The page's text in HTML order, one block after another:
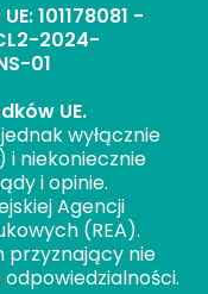
101178081 -
2024-
01
UE.
wyłącznie
niekoniecznie
i opinie.
Agencji
(REA).
przyznający nie